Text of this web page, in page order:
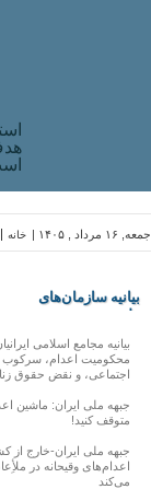
خانه جمعه, ۱۶ مرداد , ۱۴۰۵ |
بیانیه سازمان‌های
ملی
بیانیه مجامع اسلامی
محکومیت اعدام،
اجتماعی، و نقض حقوق
جبهه ملی ایران: ماشین
متوقف کنید!
جبهه ملی ایران-خارج از
اعدام‌های وقیحانه در
می‌کند